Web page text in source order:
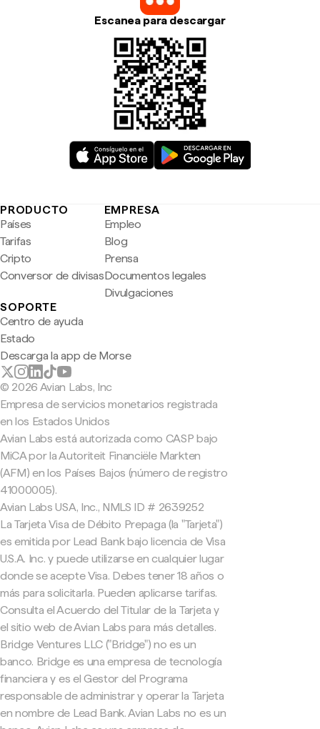
Escanea para descargar
PRODUCTO
Países
Tarifas
Cripto
Conversor de divisas
EMPRESA
Empleo
Blog
Prensa
Documentos legales
Divulgaciones
SOPORTE
Centro de ayuda
Estado
Descarga la app de Morse
© 2026 Avian Labs, Inc
Empresa de servicios monetarios registrada
en los Estados Unidos
Avian Labs está autorizada como CASP bajo
MiCA por la Autoriteit Financiële Markten
(AFM) en los Países Bajos (número de registro
41000005).
Avian Labs USA, Inc., NMLS ID # 2639252
La Tarjeta Visa de Débito Prepaga (la "Tarjeta")
es emitida por Lead Bank bajo licencia de Visa
U.S.A. Inc. y puede utilizarse en cualquier lugar
donde se acepte Visa. Debes tener 18 años o
más para solicitarla. Pueden aplicarse tarifas.
Consulta el Acuerdo del Titular de la Tarjeta y
el sitio web de Avian Labs para más detalles.
Bridge Ventures LLC ("Bridge") no es un
banco. Bridge es una empresa de tecnología
financiera y es el Gestor del Programa
responsable de administrar y operar la Tarjeta
en nombre de Lead Bank. Avian Labs no es un